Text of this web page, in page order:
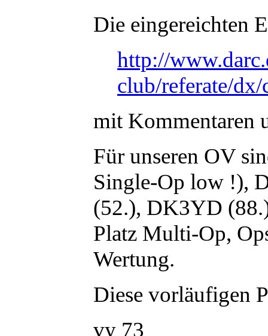
Die eingereichten
http://
club/referate/
mit Kommentaren
Für unseren OV
Single-Op low !),
(52.), DK3YD
Platz Multi-Op,
Wertung.
Diese vorläufigen
vy 73